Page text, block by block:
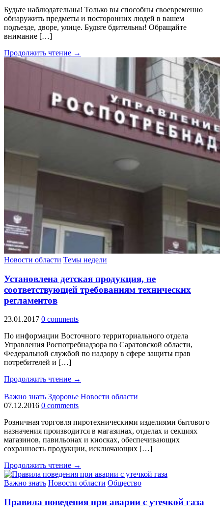
Будьте наблюдательны! Только вы способны своевременно
обнаружить предметы и посторонних людей в вашем
подъезде, дворе, улице. Будьте бдительны! Обращайте
внимание […]
Продолжить чтение →
Новости области Темы недели
Установлена детская продукция, не
соответствующей требованиям технических
регламентов
23.01.2017 0 comments
По информации Восточного территориального отдела
Управления Роспотребнадзора по Саратовской области,
Федеральной службой по надзору в сфере защиты прав
потребителей и […]
Продолжить чтение →
Важно знать Здоровье Новости области
07.12.2016 0 comments
Розничная торговля пиротехническими изделиями бытового
назначения производится в магазинах, отделах и секциях
магазинов, павильонах и киосках, обеспечивающих
сохранность продукции, исключающих […]
Продолжить чтение →
Важно знать Новости области Общество
Правила поведения при аварии с утечкой газа